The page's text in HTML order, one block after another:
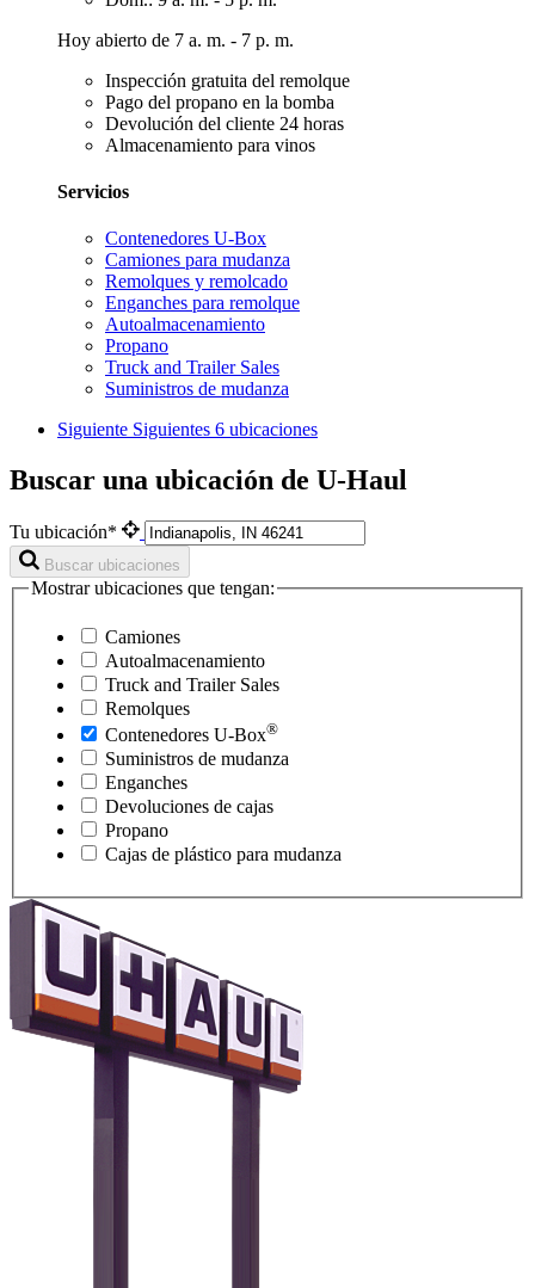
Hoy abierto de 7 a. m. - 7 p. m.
Inspección gratuita del remolque
Pago del propano en la bomba
Devolución del cliente 24 horas
Almacenamiento para vinos
Servicios
Contenedores U-Box
Camiones para mudanza
Remolques y remolcado
Enganches para remolque
Autoalmacenamiento
Propano
Truck and Trailer Sales
Suministros de mudanza
Siguiente Siguientes 6 ubicaciones
Buscar una ubicación de U-Haul
Tu ubicación*
Buscar ubicaciones
Mostrar ubicaciones que tengan:
Camiones
Autoalmacenamiento
Truck and Trailer Sales
Remolques
Contenedores U-Box®
Suministros de mudanza
Enganches
Devoluciones de cajas
Propano
Cajas de plástico para mudanza